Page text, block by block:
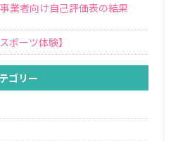
業者向け自己評価表の結果
ポーツ体験】
ゴリー